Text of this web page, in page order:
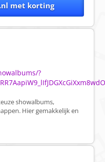
met korting
?
showalbums,
Hier gemakkelijk en